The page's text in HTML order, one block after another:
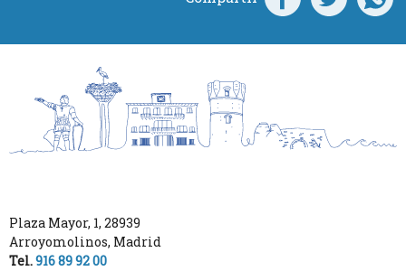
Plaza Mayor, 1, 28939
Arroyomolinos, Madrid
Tel.916 89 92 00